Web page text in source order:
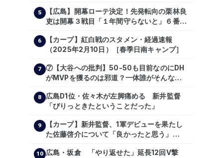
5
【広島】開幕ローテ決定！先発転向の栗林良
吏は開幕３戦目「１年間守らないと」６番手
6
【カープ】紅白戦のスタメン・経過速報
（2025年2月10日）［春季日南キャンプ］
7
⑦【大谷への批判】50-50も目前なのにDH
がMVPを獲るのは邪道？一体誰がそんな事
【shoheiohtani】【池田親興】【高橋慶
彦】【広島東洋カープ】【プロ野球】
8
広島D1位・佐々木が左脚痛める 新井監督
「ぴりっときたということだった」
9
【カープ】新井監督、1軍デビューを果たし
た佐藤啓介について「良かったと思う」
10 広島・坂倉 「やり返せた」延長12回V撃